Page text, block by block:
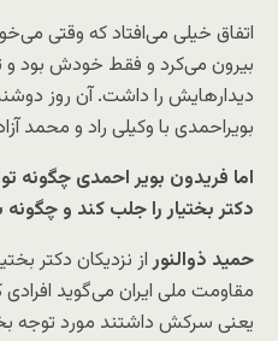
اتفاق خیلی می‌افتاد که وقتی
بیرون می‌کرد و فقط خودش بود و
بویراحمدی با وکیلی راد و محمد
اما فریدون بویر احمدی چگونه
دکتر بختیار را جلب کند و
حمید ذوالنوراز نزدیکان دکتر
مقاومت ملی ایران می‌گوید
یعنی سرکش داشتند مورد توجه